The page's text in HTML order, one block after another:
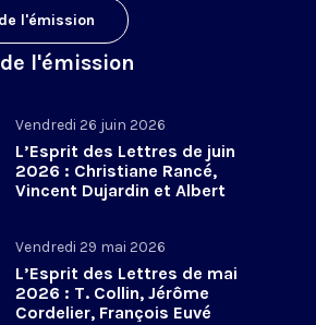
l'émission
l'émission
Vendredi 26 juin 2026
L’Esprit des Lettres de juin
2026 : Christiane Rancé,
Vincent Dujardin et Albert
Vendredi 29 mai 2026
L’Esprit des Lettres de mai
2026 : T. Collin, Jérôme
Cordelier, François Euvé